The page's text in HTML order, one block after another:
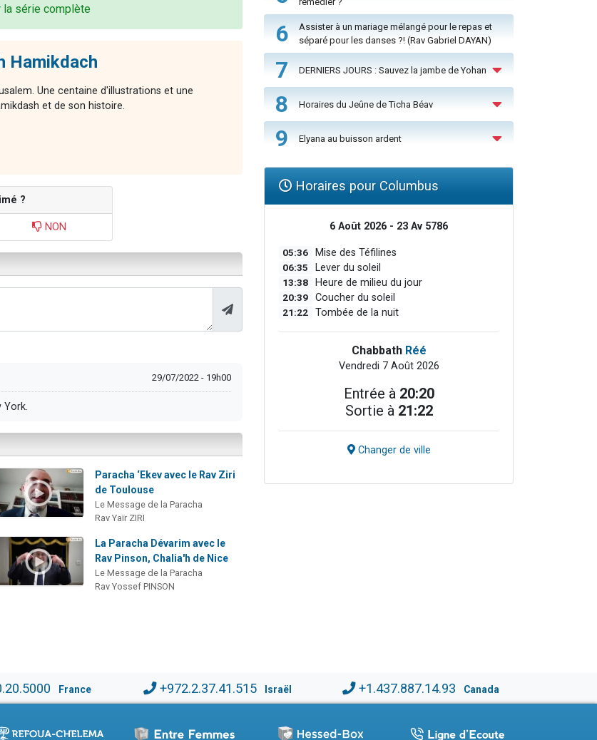
série complète
Hamikdach
Une centaine d'illustrations et une
et de son histoire.
?
NON
29/07/2022 - 19h00
York.
Paracha ‘Ekev avec le Rav Ziri
de Toulouse
Le Message de la Paracha
Rav Yaïr ZIRI
La Paracha Dévarim avec le
Rav Pinson, Chalia'h de Nice
Le Message de la Paracha
Rav Yossef PINSON
6
Assister à un mariage mélangé pour le repas et
séparé pour les danses ?! (Rav Gabriel DAYAN)
7 DERNIERS JOURS : Sauvez la jambe de Yohan
8 Horaires du Jeûne de Ticha Béav
9 Elyana au buisson ardent
Horaires pour Columbus
6 Août 2026 - 23 Av 5786
05:36 Mise des Téfilines
06:35 Lever du soleil
13:38 Heure de milieu du jour
20:39 Coucher du soleil
21:22 Tombée de la nuit
Chabbath Réé
Vendredi 7 Août 2026
Entrée à 20:20
Sortie à 21:22
Changer de ville
France +972.2.37.41.515 Israël +1.437.887.14.93 Canada